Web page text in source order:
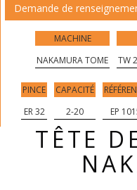
Demande de
MACHINE
NAKAMURA TOME
TW
PINCE CAPACITÉ
ER 32
2-20 EP
TÊTE